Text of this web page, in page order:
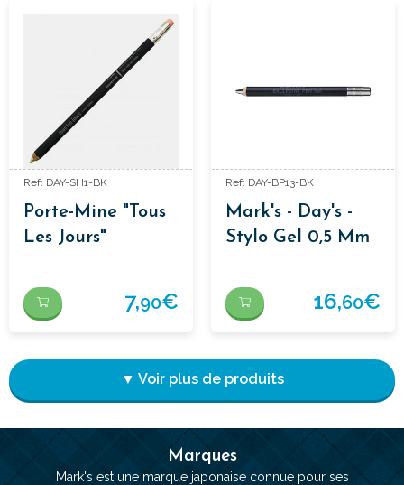
Marques
Mark's est une marque japonaise connue pour ses
Ref: DAY-SH1-BK
Porte-Mine "Tous
Les Jours"
7,90€
Ref: DAY-BP13-BK
Mark's - Day's -
Stylo Gel 0,5 Mm
Couleurs
16,60€
▼ Voir plus de produits